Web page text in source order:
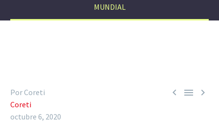
MUNDIAL
  
Por Coreti
Coreti
octubre 6, 2020